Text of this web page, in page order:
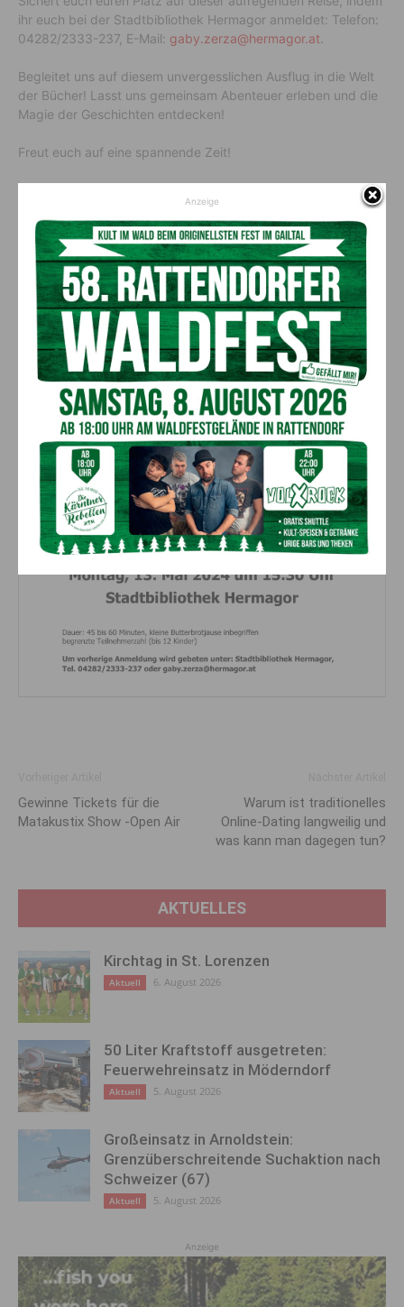
ihr euch bei der Stadtbibliothek Hermagor anmeldet: Telefon:
04282/2333-237, E-Mail: gaby.zerza@hermagor.at
Begleitet uns auf diesem unvergesslichen Ausflug in die Welt
der Bücher! Lasst uns gemeinsam Abenteuer erleben und die
Magie der Geschichten entdecken!
Freut euch auf eine spannende Zeit!
Gewinne Tickets für die
Matakustix Show -Open Air
Warum ist traditionelles
Online-Dating langweilig und
was kann man dagegen tun?
AKTUELLES
Kirchtag in St. Lorenzen
Aktuell 6. August 2026
50 Liter Kraftstoff ausgetreten:
Feuerwehreinsatz in Möderndorf
Aktuell 5. August 2026
Großeinsatz in Arnoldstein:
Grenzüberschreitende Suchaktion nach
Schweizer (67)
Aktuell 5. August 2026
Anzeige
Anzeige